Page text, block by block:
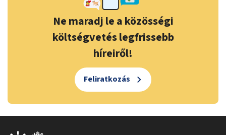
Ne maradj le a közösségi
költségvetés legfrissebb
híreiről!
Feliratkozás